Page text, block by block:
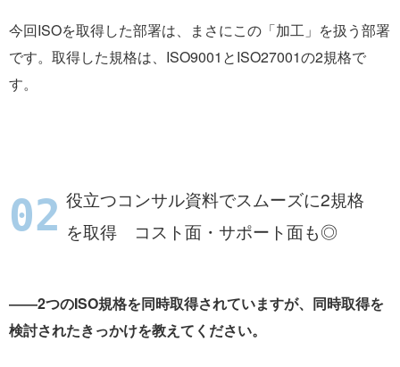
今回ISOを取得した部署は、まさにこの「加工」を扱う部署
です。取得した規格は、ISO9001とISO27001の2規格で
す。
役立つコンサル資料でスムーズに2規格
を取得 コスト面・サポート面も◎
――2つのISO規格を同時取得されていますが、同時取得を
検討されたきっかけを教えてください。